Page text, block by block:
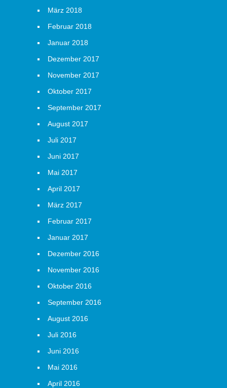
März 2018
Februar 2018
Januar 2018
Dezember 2017
November 2017
Oktober 2017
September 2017
August 2017
Juli 2017
Juni 2017
Mai 2017
April 2017
März 2017
Februar 2017
Januar 2017
Dezember 2016
November 2016
Oktober 2016
September 2016
August 2016
Juli 2016
Juni 2016
Mai 2016
April 2016